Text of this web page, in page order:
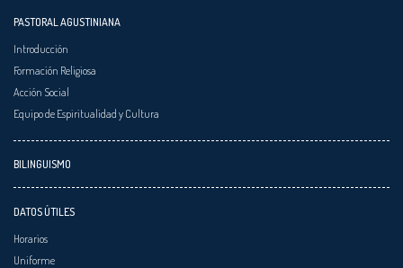
PASTORAL AGUSTINIANA
Introducción
Formación Religiosa
Acción Social
Equipo de Espiritualidad y Cultura
BILINGUISMO
DATOS ÚTILES
Horarios
Uniforme